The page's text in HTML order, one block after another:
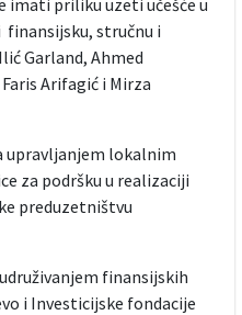
stručnu i
Garland, Ahmed
Arifagić i Mirza
upravljanjem lokalnim
za podršku u realizaciji
preduzetništvu
finansijskih
i Investicijske fondacije